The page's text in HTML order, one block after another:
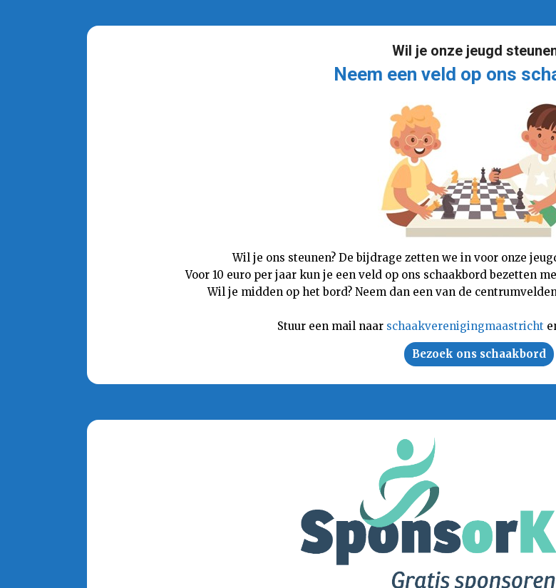
Wil je onze jeugd
Neem een veld op ons
Wil je ons steunen? De bijdrage zetten we in voor onze
Voor 10 euro per jaar kun je een veld op ons schaakbord bezetten
Wil je midden op het bord? Neem dan een van de
Stuur een mail naar schaakverenigingmaastricht
Bezoek ons schaakbord